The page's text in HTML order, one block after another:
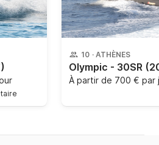
10 · ATHÈNES
Olympic - 30SR
À partir de 700 € par